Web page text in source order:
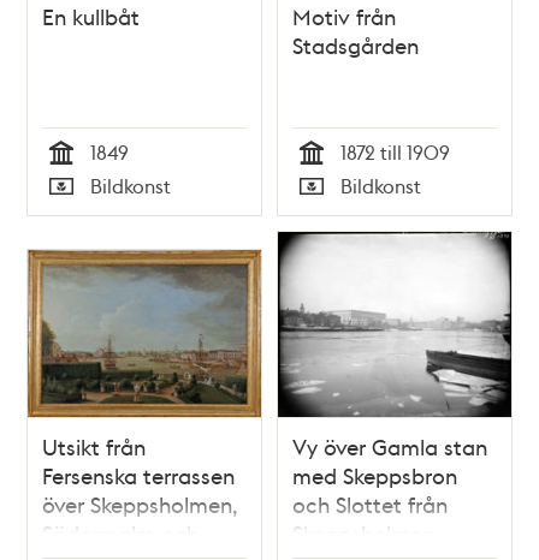
En kullbåt
Tid
1849
Typ
Bildkonst
Motiv från
Stadsgården
Tid
1872 till 1909
Typ
Bildkonst
Utsikt från
Fersenska terrassen
över Skeppsholmen,
Södermalm och
Vy över Gamla stan
med Skeppsbron
och Slottet från
Skeppsholmen